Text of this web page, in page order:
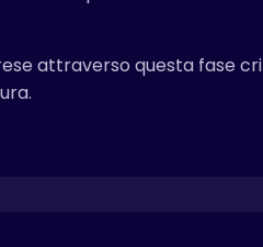
attraverso questa fase